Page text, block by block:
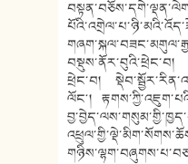
བསྡུས་ནོར་བུའི་ཕྲེང་བ།
ཕྲེང་བ།
ལོང༌།